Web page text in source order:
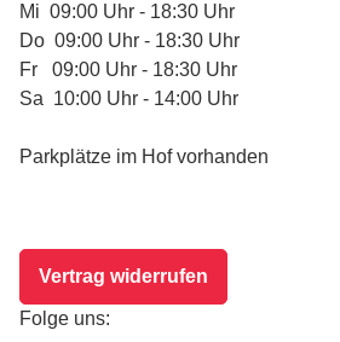
Mi 09:00 Uhr - 18:30 Uhr
Do 09:00 Uhr - 18:30 Uhr
Fr 09:00 Uhr - 18:30 Uhr
Sa 10:00 Uhr - 14:00 Uhr
Parkplätze im Hof vorhanden
Vertrag widerrufen
Folge uns: